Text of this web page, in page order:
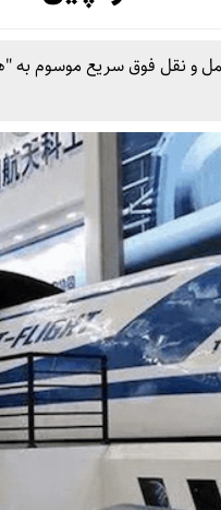
نقل فوق سریع موسوم به